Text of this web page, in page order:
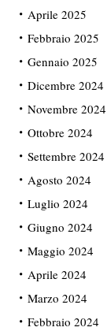
Aprile 2025
Febbraio 2025
Gennaio 2025
Dicembre 2024
Novembre 2024
Ottobre 2024
Settembre 2024
Agosto 2024
Luglio 2024
Giugno 2024
Maggio 2024
Aprile 2024
Marzo 2024
Febbraio 2024